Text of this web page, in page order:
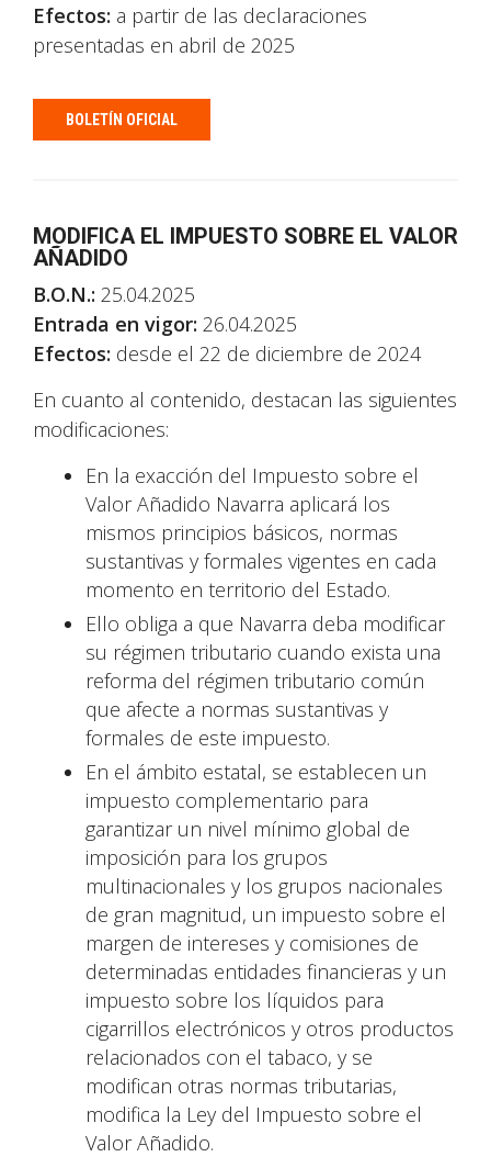
Efectos: a partir de las declaraciones
presentadas en abril de 2025
BOLETÍN OFICIAL
MODIFICA EL IMPUESTO SOBRE EL VALOR
AÑADIDO
B.O.N.: 25.04.2025
Entrada en vigor: 26.04.2025
Efectos: desde el 22 de diciembre de 2024
En cuanto al contenido, destacan las siguientes
modificaciones:
En la exacción del Impuesto sobre el
Valor Añadido Navarra aplicará los
mismos principios básicos, normas
sustantivas y formales vigentes en cada
momento en territorio del Estado.
Ello obliga a que Navarra deba modificar
su régimen tributario cuando exista una
reforma del régimen tributario común
que afecte a normas sustantivas y
formales de este impuesto.
En el ámbito estatal, se establecen un
impuesto complementario para
garantizar un nivel mínimo global de
imposición para los grupos
multinacionales y los grupos nacionales
de gran magnitud, un impuesto sobre el
margen de intereses y comisiones de
determinadas entidades financieras y un
impuesto sobre los líquidos para
cigarrillos electrónicos y otros productos
relacionados con el tabaco, y se
modifican otras normas tributarias,
modifica la Ley del Impuesto sobre el
Valor Añadido.